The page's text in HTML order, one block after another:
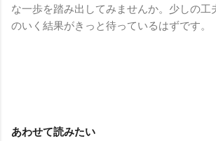
な一歩を踏み出してみませんか。少しの工
のいく結果がきっと待っているはずです。
あわせて読みたい